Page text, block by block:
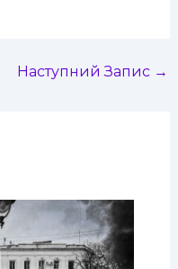
Наступний Запис →